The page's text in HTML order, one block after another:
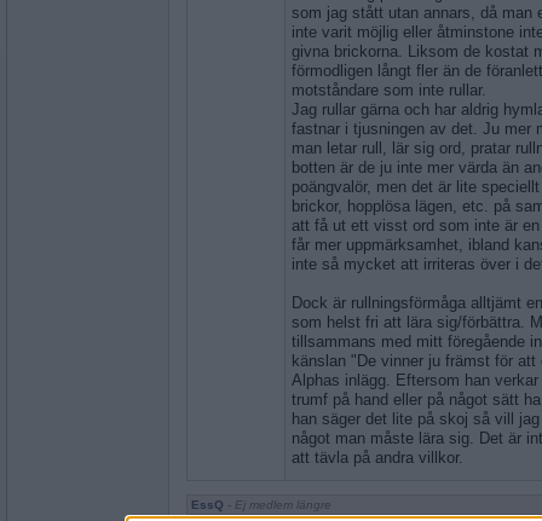
som jag stått utan annars, då man
inte varit möjlig eller åtminstone
givna brickorna. Liksom de kostat
förmodligen långt fler än de
motståndare som inte rullar.
Jag rullar gärna och har aldrig
fastnar i tjusningen av det. Ju mer
man letar rull, lär sig ord, pratar
botten är de ju inte mer värda än
poängvalör, men det är lite
brickor, hopplösa lägen, etc. på
att få ut ett visst ord som inte är
får mer uppmärksamhet, ibland
inte så mycket att irriteras över i
Dock är rullningsförmåga alltjämt
som helst fri att lära sig/förbättra.
tillsammans med mitt föregående
känslan "De vinner ju främst för
Alphas inlägg. Eftersom han
trumf på hand eller på något sätt
han säger det lite på skoj så vill
något man måste lära sig. Det är
att tävla på andra villkor.
EssQ - Ej medlem längre